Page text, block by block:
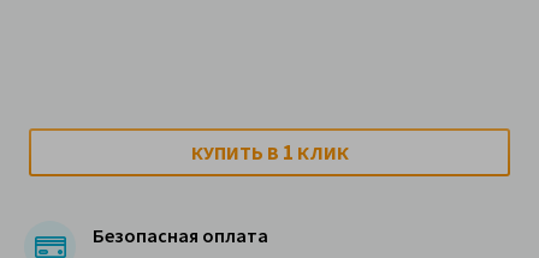
КУПИТЬ В 1 КЛИК
Безопасная оплата